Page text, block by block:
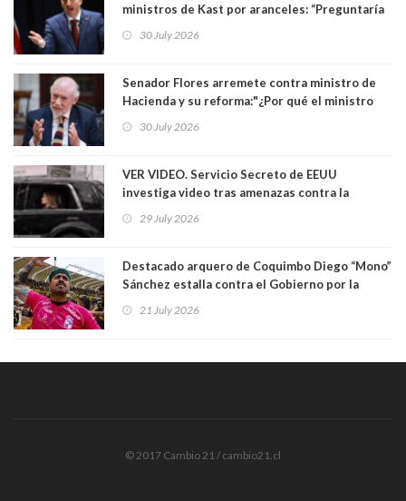
ministros de Kast por aranceles: “Preguntaría
Yo diría que no”
30 July 2026
Senador Flores arremete contra ministro de
Hacienda y su reforma:"¿Por qué el ministro
más ricos, pasándole la aplanadora a los
30 July 2026
VER VIDEO. Servicio Secreto de EEUU
investiga video tras amenazas contra la
29 July 2026
Destacado arquero de Coquimbo Diego “Mono”
Sánchez estalla contra el Gobierno por la
contra ministro Poduje a quién trató de
21 July 2026
© 2017 Cambio 21 / cambio21.cl